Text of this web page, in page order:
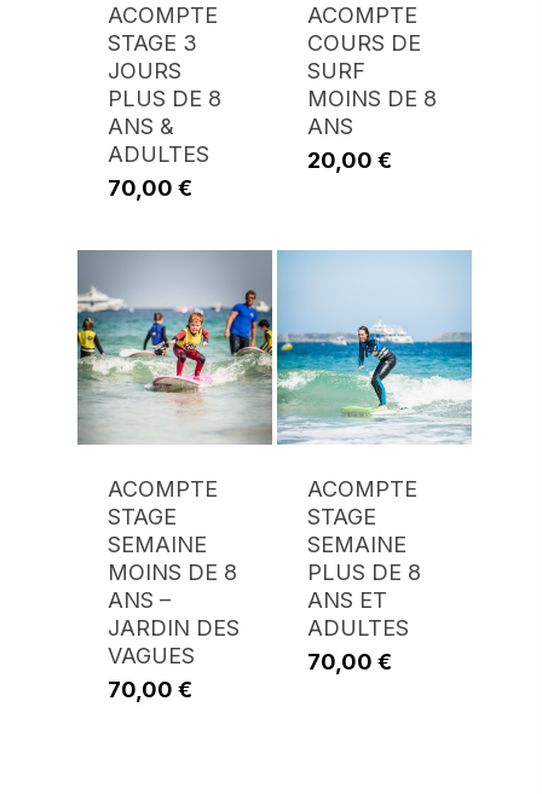
ACOMPTE
STAGE 3
JOURS
PLUS DE 8
ANS &
ADULTES
70,00 €
ACOMPTE
COURS DE
SURF
MOINS DE 8
ANS
20,00€
ACOMPTE
STAGE
SEMAINE
MOINS DE 8
ANS –
JARDIN DES
VAGUES
70,00 €
ACOMPTE
STAGE
SEMAINE
PLUS DE 8
ANS ET
ADULTES
70,00€